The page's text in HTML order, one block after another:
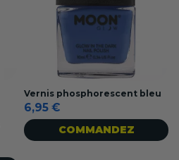
Vernis phosphorescent bleu
6,95 €
COMMANDEZ